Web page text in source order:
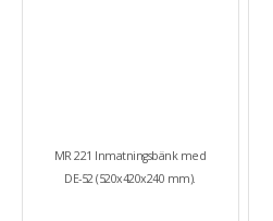
MR 221 Inmatningsbänk med
DE-52 (520x420x240 mm).